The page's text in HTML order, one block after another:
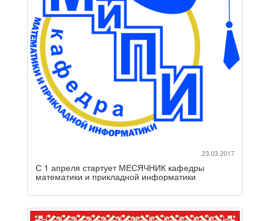
23.03.2017
С 1 апреля стартует МЕСЯЧНИК кафедры
математики и прикладной информатики